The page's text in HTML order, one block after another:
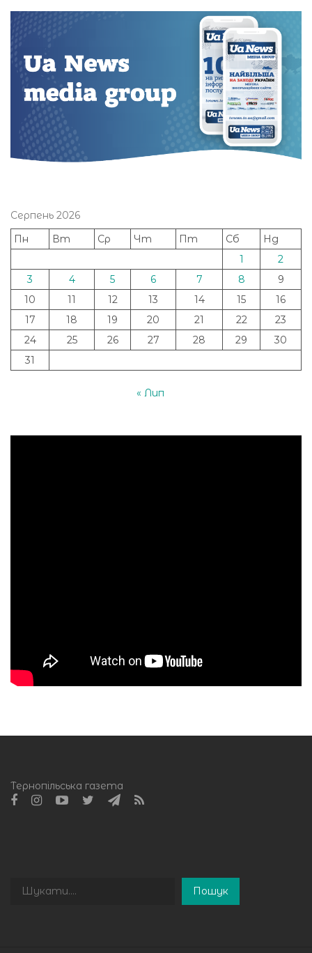
Серпень 2026
Пн
Вт Ср Чт Пт Сб
Нд
1
2
3
4 5 6 7 8
9
10
11 12 13 14 15
16
17
18 19 20 21 22
23
24
25 26 27 28 29
30
31
« Лип
Тернопільська газета
Пошук
Пошук